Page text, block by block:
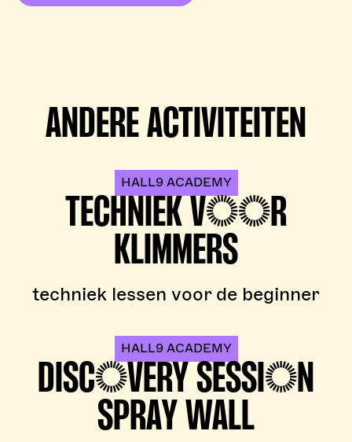
ANDERE ACTIVITEITEN
HALL9 ACADEMY
TECHNIEK VOOR
KLIMMERS
techniek lessen voor de beginner
HALL9 ACADEMY
DISCOVERY SESSION
SPRAY WALL